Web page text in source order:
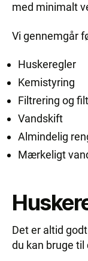
med minimalt
Vi gennemgår
Huskeregler
Kemistyring
Filtrering og
Vandskift
Almindelig
Mærkeligt
Det er altid
du kan bruge